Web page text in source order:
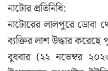
নাটোর প্রতিনিধি:
নাটোরের লালপুরে ডোবা
ব্যক্তির লাশ উদ্ধার করেছে
বুধবার (২২ নভেম্বর